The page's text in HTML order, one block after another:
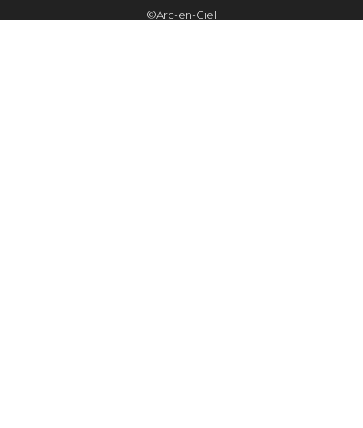
©Arc-en-Ciel